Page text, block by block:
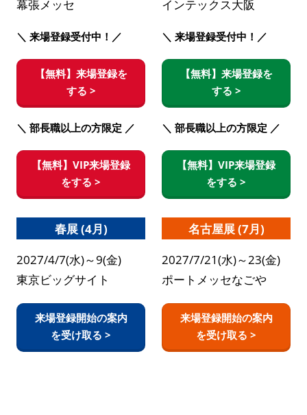
幕張メッセ
＼ 来場登録受付中！／
【無料】来場登録を
する >
＼ 部長職以上の方限定 ／
【無料】VIP来場登録
をする >
インテックス大阪
＼ 来場登録受付中！／
【無料】来場登録を
する >
＼ 部長職以上の方限定 ／
【無料】VIP来場登録
をする >
春展 (4月)
2027/4/7(水)～9(金)
東京ビッグサイト
来場登録開始の案内
を受け取る >
名古屋展 (7月)
2027/7/21(水)～23(金)
ポートメッセなごや
来場登録開始の案内
を受け取る >